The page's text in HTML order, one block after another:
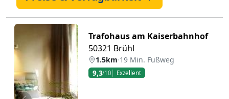
Trafohaus am Kaiserbahnhof
50321 Brühl
1.5km·19 Min. Fußweg
9,3/10 Exzellent